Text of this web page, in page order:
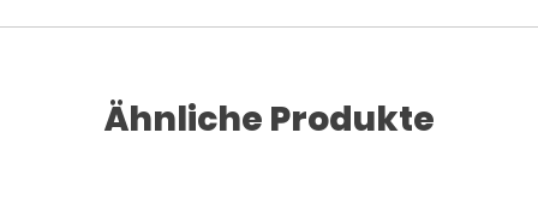
Ähnliche Produkte